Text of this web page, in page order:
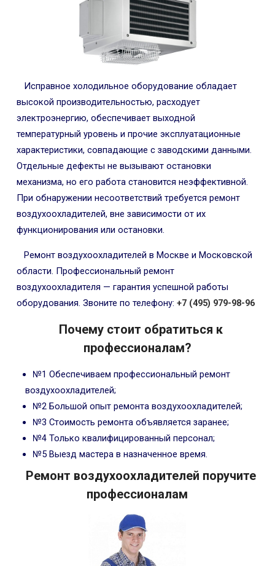
Исправное холодильное оборудование обладает
высокой производительностью, расходует
электроэнергию, обеспечивает выходной
температурный уровень и прочие эксплуатационные
характеристики, совпадающие с заводскими данными.
Отдельные дефекты не вызывают остановки
механизма, но его работа становится неэффективной.
При обнаружении несоответствий требуется ремонт
воздухоохладителей, вне зависимости от их
функционирования или остановки.
Ремонт воздухоохладителей в Москве и Московской
области. Профессиональный ремонт
воздухоохладителя — гарантия успешной работы
оборудования. Звоните по телефону: +7 (495) 979-98-96
Почему стоит обратиться к
профессионалам?
№1 Обеспечиваем профессиональный ремонт
воздухоохладителей;
№2 Большой опыт ремонта воздухоохладителей;
№3 Стоимость ремонта объявляется заранее;
№4 Только квалифицированный персонал;
№5 Выезд мастера в назначенное время.
Ремонт воздухоохладителей поручите
профессионалам